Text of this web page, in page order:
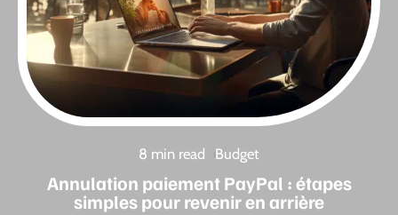
8 min read Budget
Annulation paiement PayPal : étapes
simples pour revenir en arrière